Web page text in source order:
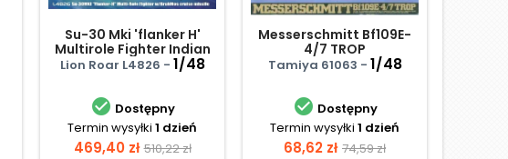
Su-30 Mki 'flanker H'
Multirole Fighter Indian
Air Force With Brahmos
Lion Roar L4826 - 1/48
 Dostępny
Termin wysyłki 1 dzień
Cena
469,40 zł Cena
510,22 zł
Messerschmitt Bf109E-
4/7 TROP
Tamiya 61063 - 1/48
 Dostępny
Termin wysyłki 1 dzień
Cena
68,62 zł Cena
74,59 zł